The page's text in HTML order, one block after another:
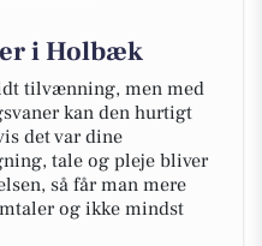
i Holbæk
tilvænning, men med
kan den hurtigt
det var dine
tale og pleje bliver
så får man mere
og ikke mindst